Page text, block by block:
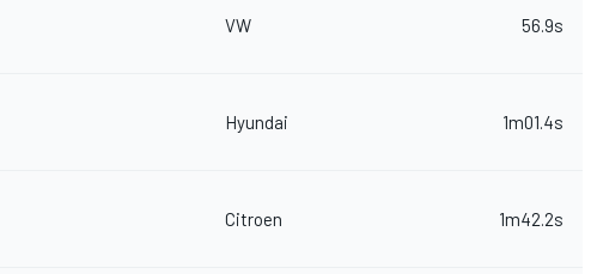
VW 56.9s
Hyundai 1m01.4s
Citroen 1m42.2s